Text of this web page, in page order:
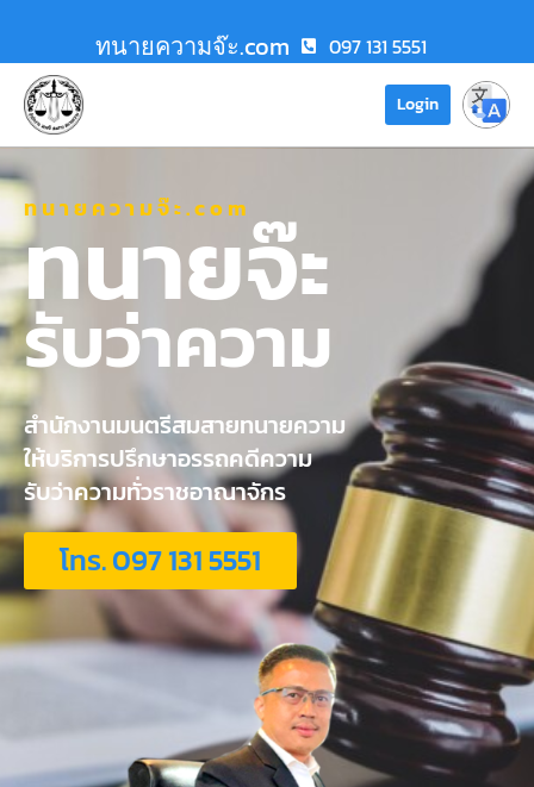
ทนายความจ๊ะ.com 097 131 5551
Login
ทนายความจ๊ะ.com
ทนายจ๊ะ
รับว่าความ
สำนักงานมนตรีสมสายทนายความ
ให้บริการปรึกษาอรรถคดีความ
รับว่าความทั่วราชอาณาจักร
โทร. 097 131 5551